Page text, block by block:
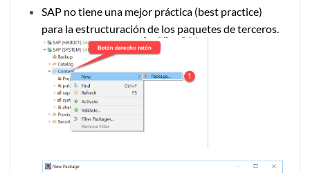
SAP no tiene una mejor práctica (best practice)
para la estructuración de los paquetes de terceros.